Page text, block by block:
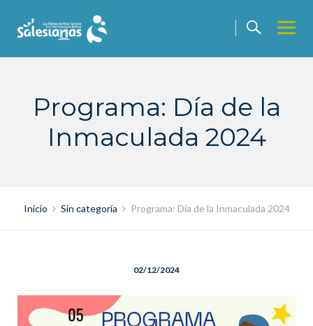
contenido
Programa: Día de la
Inmaculada 2024
Inicio Sin categoría Programa: Día de la Inmaculada 2024
02/12/2024